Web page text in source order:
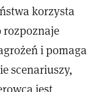
korzysta
rozpoznaje
i pomaga
scenariuszy,
jest